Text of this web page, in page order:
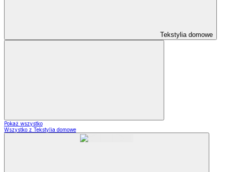
Tekstylia domowe
Pokaż wszystko
Wszystko z Tekstylia domowe